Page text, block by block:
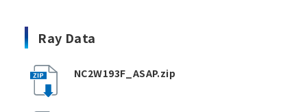
Ray Data
NC2W193F_ASAP.zip